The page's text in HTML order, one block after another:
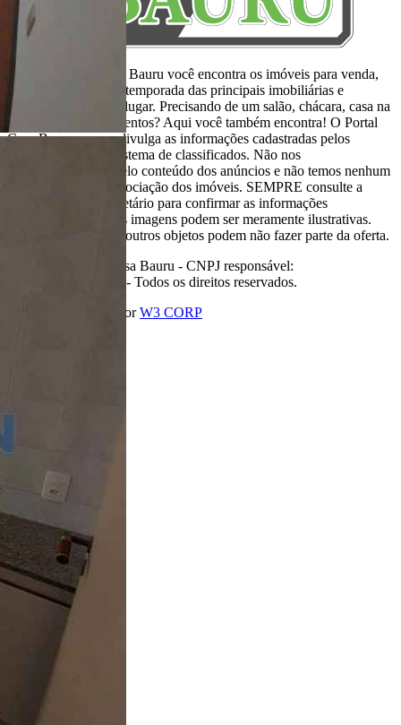
Aqui, no Portal Casa Bauru você encontra os imóveis para venda,
locação e aluguel de temporada das principais imobiliárias e
corretores em um só lugar. Precisando de um salão, chácara, casa na
praia ou sítio para eventos? Aqui você também encontra! O Portal
Casa Bauru apenas divulga as informações cadastradas pelos
usuários como um sistema de classificados. Não nos
responsabilizamos pelo conteúdo dos anúncios e não temos nenhum
envolvimento na negociação dos imóveis. SEMPRE consulte a
imobiliária ou proprietário para confirmar as informações
anunciadas. Algumas imagens podem ser meramente ilustrativas.
Itens de decoração e outros objetos podem não fazer parte da oferta.
2011-2026 Portal Casa Bauru - CNPJ responsável:
32.709.269/0001-38 - Todos os direitos reservados.
porW3 CORP